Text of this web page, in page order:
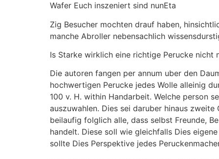
Wafer Euch inszeniert sind nunEta
Zig Besucher mochten drauf haben,
manche Abroller nebensachlich
Is Starke wirklich eine richtige Perucke nicht
Die autoren fangen per annum uber den
hochwertigen Perucke jedes Wolle alleinig
100 v. H. within Handarbeit. Welche person
auszuwahlen. Dies sei daruber hinaus
beilaufig folglich alle, dass selbst Freunde,
handelt. Diese soll wie gleichfalls Dies
sollte Dies Perspektive jedes